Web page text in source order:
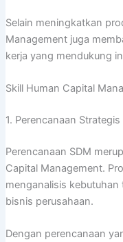
Selain meningkatkan
Management juga
kerja yang mendukung
Skill Human Capital
1. Perencanaan Strategis
Perencanaan SDM
Capital Management.
menganalisis
bisnis perusahaan.
Dengan perencanaan